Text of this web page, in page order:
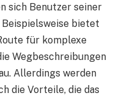
sich Benutzer seiner
Beispielsweise bietet
für komplexe
Wegbeschreibungen
Allerdings werden
die Vorteile, die das